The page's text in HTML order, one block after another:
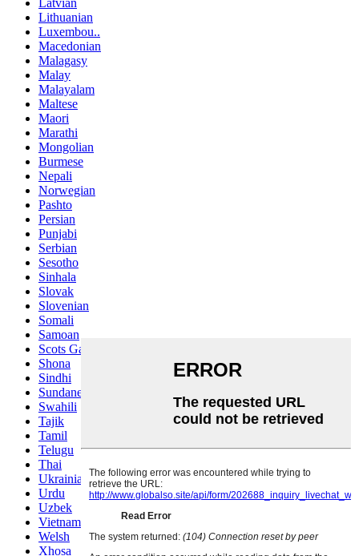
Lithuanian
Luxembou..
Macedonian
Malagasy
Malay
Malayalam
Maltese
Maori
Marathi
Mongolian
Burmese
Nepali
Norwegian
Pashto
Persian
Punjabi
Serbian
Sesotho
Sinhala
Slovak
Slovenian
Somali
Samoan
Scots Gaelic
Shona
Sindhi
Sundanese
Swahili
Tajik
Tamil
Telugu
Thai
Ukrainian
Urdu
Uzbek
Vietnamese
Welsh
Xhosa